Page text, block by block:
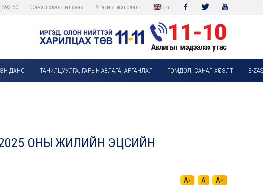
Facebook Twitter Youtube
Санал хүсэлт илгээх Утасны жагсаалт En
ДАНС ТАНИЛЦУУЛГА, ГАРЫН АВЛАГА, АРГАЧЛАЛ ГОМДОЛ, САНАЛ ХҮСЭЛТ E-
ОНЫ ЖИЛИЙН ЭЦСИЙН
A- A A+